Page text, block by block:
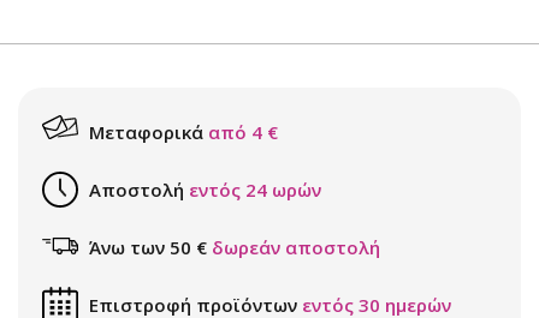
Μεταφορικά από 4 €
Αποστολή εντός 24 ωρών
Άνω των 50 € δωρεάν αποστολή
Επιστροφή προϊόντων εντός 30 ημερών